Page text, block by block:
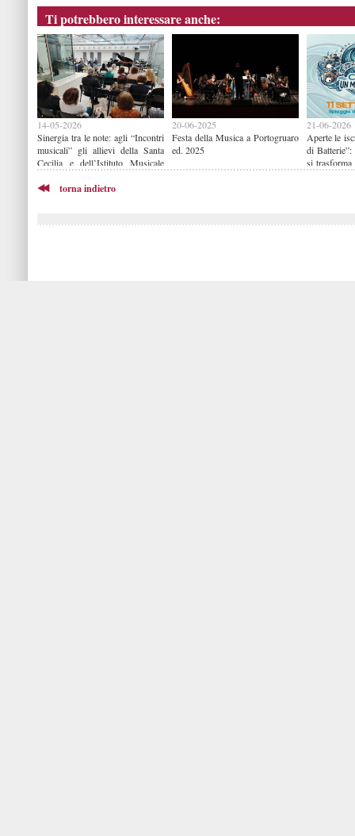
Ti potrebbero interessare anche:
14-05-2026
Sinergia tra le note: agli “Incontri
musicali” gli allievi della Santa
Cecilia e dell’Istituto Musicale
Visentin” di Oderzo
20-06-2025
Festa della Musica a Portogruaro
ed. 2025
21-06-2026
Aperte le
di
si
torna indietro